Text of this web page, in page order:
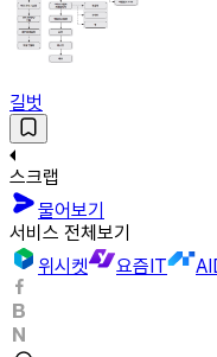
길벗
스크랩
물어보기
서비스 전체보기
위시켓
요즘IT